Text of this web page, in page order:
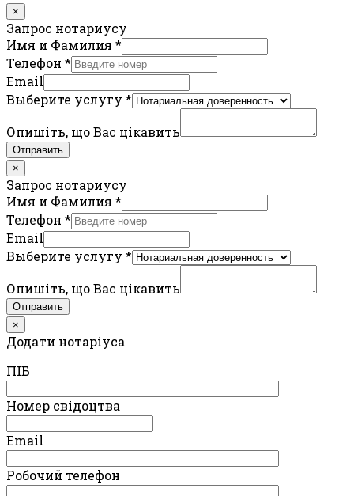
×
Запрос нотариусу
Имя и Фамилия *
Телефон *
Email
Выберите услугу *
Опишіть, що Вас цікавить
Отправить
×
Запрос нотариусу
Имя и Фамилия *
Телефон *
Email
Выберите услугу *
Опишіть, що Вас цікавить
Отправить
×
Додати нотаріуса
ПIБ
Номер свідоцтва
Email
Робочий телефон